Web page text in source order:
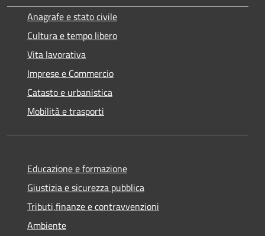
Anagrafe e stato civile
Cultura e tempo libero
Vita lavorativa
Imprese e Commercio
Catasto e urbanistica
Mobilità e trasporti
Educazione e formazione
Giustizia e sicurezza pubblica
Tributi,finanze e contravvenzioni
Ambiente